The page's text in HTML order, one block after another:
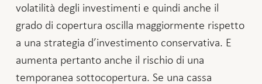
volatilità degli investimenti e quindi anche il
grado di copertura oscilla maggiormente rispetto
a una strategia d’investimento conservativa. E
aumenta pertanto anche il rischio di una
temporanea sottocopertura. Se una cassa